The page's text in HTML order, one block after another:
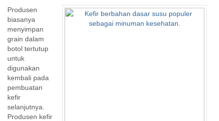
Produsen
biasanya
menyimpan
grain dalam
botol tertutup
untuk
digunakan
kembali pada
pembuatan
kefir
selanjutnya.
Produsen kefir